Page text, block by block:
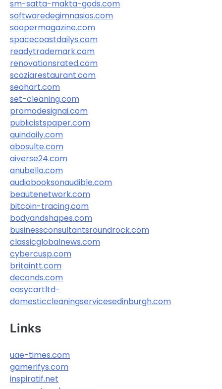
sm-satta-makta-gods.com
softwaredegimnasios.com
soopermagazine.com
spacecoastdailys.com
readytrademark.com
renovationsrated.com
scoziarestaurant.com
seohart.com
set-cleaning.com
promodesignai.com
publicistspaper.com
quindaily.com
abosulte.com
aiverse24.com
anubella.com
audiobooksonaudible.com
beautenetwork.com
bitcoin-tracing.com
bodyandshapes.com
businessconsultantsroundrock.com
classicglobalnews.com
cybercusp.com
britaintt.com
deconds.com
easycartltd-
domesticcleaningservicesedinburgh.com
Links
uae-times.com
gamerifys.com
inspiratif.net